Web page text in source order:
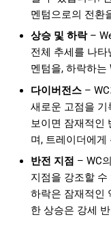
멘텀으로의 전환
상승 및 하락–
전체 추세를 나
멘텀을, 하락하는
다이버전스– WC
새로운 고점을 기
보이면 잠재적인
며, 트레이더에게
반전 지점 – WC
지점을 강조할
하락은 잠재적인
한 상승은 강세